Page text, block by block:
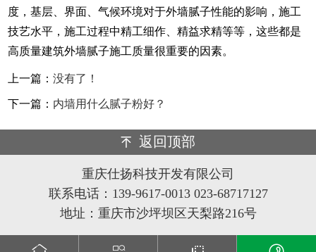
度，基层、界面、气候环境对于外墙腻子性能的影响，施工
技艺水平，施工过程中精工细作、精益求精等等，这些都是
高质量建筑外墙腻子施工质量很重要的因素。
上一篇：没有了！
下一篇： 内墙用什么腻子粉好？
返回顶部
重庆仕扬科技开发有限公司
联系电话：139-9617-0013 023-68717127
地址：重庆市沙坪坝区天梨路216号